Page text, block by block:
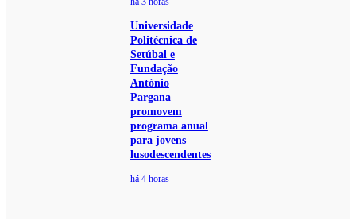
Universidade
Politécnica de
Setúbal e
Fundação
António
Pargana
promovem
programa anual
para jovens
lusodescendentes
há 4 horas